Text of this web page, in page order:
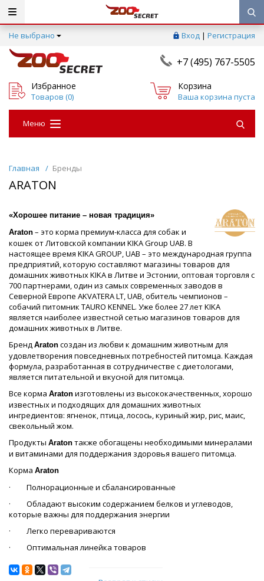
Не выбрано Вход | Регистрация
+7 (495) 767-5505
Избранное
Товаров (0)
Корзина
Ваша корзина пуста
Меню
Главная / Бренды
ARATON
«Хорошее питание – новая традиция»
Araton – это корма премиум-класса для собак и
кошек от Литовской компании KIKA Group UAB. В
настоящее время KIKA GROUP, UAB – это международная группа
предприятий, которую составляют магазины товаров для
домашних животных KIKA в Литве и Эстонии, оптовая торговля с
700 партнерами, один из самых современных заводов в
Северной Европе AKVATERA LT, UAB, обитель чемпионов –
собачий питомник TAURO KENNEL. Уже более 27 лет KIKA
является наиболее известной сетью магазинов товаров для
домашних животных в Литве.
Бренд Araton создан из любви к домашним животным для
удовлетворения повседневных потребностей питомца. Каждая
формула, разработанная в сотрудничестве с диетологами,
является питательной и вкусной для питомца.
Все корма Araton изготовлены из высококачественных, хорошо
известных и подходящих для домашних животных
ингредиентов: ягненок, птица, лосось, куриный жир, рис, маис,
свекольный жом.
Продукты Araton также обогащены необходимыми минералами
и витаминами для поддержания здоровья вашего питомца.
Корма Araton
· Полнорационные и сбалансированные
· Обладают высоким содержанием белков и углеводов,
которые важны для поддержания энергии
· Легко перевариваются
· Оптимальная линейка товаров